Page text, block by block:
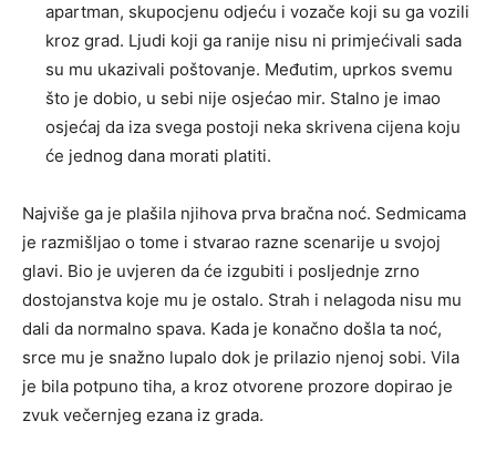
apartman, skupocjenu odjeću i vozače koji su ga vozili
kroz grad. Ljudi koji ga ranije nisu ni primjećivali sada
su mu ukazivali poštovanje. Međutim, uprkos svemu
što je dobio, u sebi nije osjećao mir. Stalno je imao
osjećaj da iza svega postoji neka skrivena cijena koju
će jednog dana morati platiti.
Najviše ga je plašila njihova prva bračna noć. Sedmicama
je razmišljao o tome i stvarao razne scenarije u svojoj
glavi. Bio je uvjeren da će izgubiti i posljednje zrno
dostojanstva koje mu je ostalo. Strah i nelagoda nisu mu
dali da normalno spava. Kada je konačno došla ta noć,
srce mu je snažno lupalo dok je prilazio njenoj sobi. Vila
je bila potpuno tiha, a kroz otvorene prozore dopirao je
zvuk večernjeg ezana iz grada.